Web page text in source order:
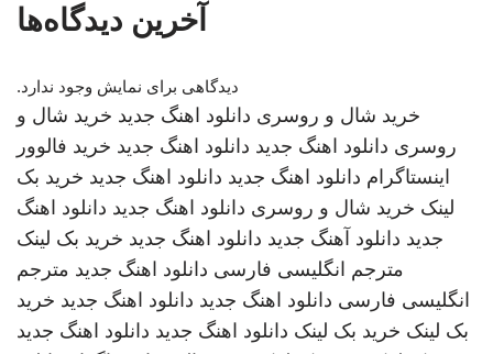
آخرین دیدگاه‌ها
دیدگاهی برای نمایش وجود ندارد.
خرید شال و روسری دانلود اهنگ جدید خرید شال و
روسری دانلود اهنگ جدید دانلود اهنگ جدید خرید فالوور
اینستاگرام دانلود اهنگ جدید دانلود اهنگ جدید خرید بک
لینک خرید شال و روسری دانلود اهنگ جدید دانلود اهنگ
جدید دانلود آهنگ جدید دانلود اهنگ جدید خرید بک لینک
مترجم انگلیسی فارسی دانلود اهنگ جدید مترجم
انگلیسی فارسی دانلود اهنگ جدید دانلود اهنگ جدید خرید
بک لینک خرید بک لینک دانلود اهنگ جدید دانلود اهنگ جدید